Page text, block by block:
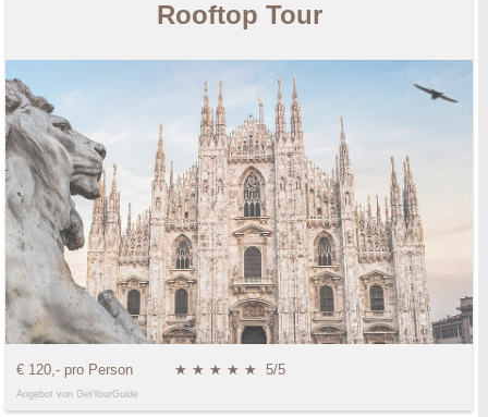
Rooftop Tour
€ 120,- pro Person ★ ★ ★ ★ ★ 5/5
Angebot von GetYourGuide